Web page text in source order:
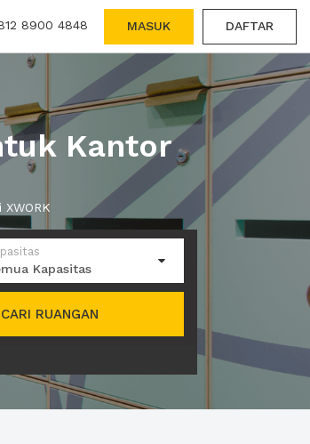
8900 4848 MASUK DAFTAR
Kantor
Kapasitas
CARI RUANGAN